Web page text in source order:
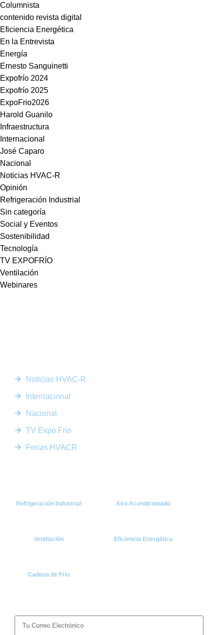
Columnista
contenido revista digital
Eficiencia Energética
En la Entrevista
Energía
Ernesto Sanguinetti
Expofrío 2024
Expofrío 2025
ExpoFrio2026
Harold Guanilo
Infraestructura
Internacional
José Caparo
Nacional
Noticias HVAC-R
Opinión
Refrigeración Industrial
Sin categoría
Social y Eventos
Sostenibilidad
Tecnología
TV EXPOFRÍO
Ventilación
Webinares
Noticias HVAC-R
Internacional
Nacional
TV Expo Frio
Ferias HVACR
Refrigeración Industrial Aire Acondicionado
Ventilación Eficiencia Energética
Cadena de Frio